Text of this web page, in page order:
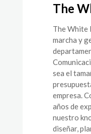
The
The White
marcha y
sea el
empresa.
años de
nuestro
diseñar,